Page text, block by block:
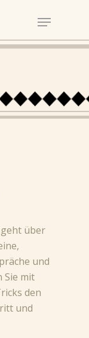
über
und
Sie mit
den
und